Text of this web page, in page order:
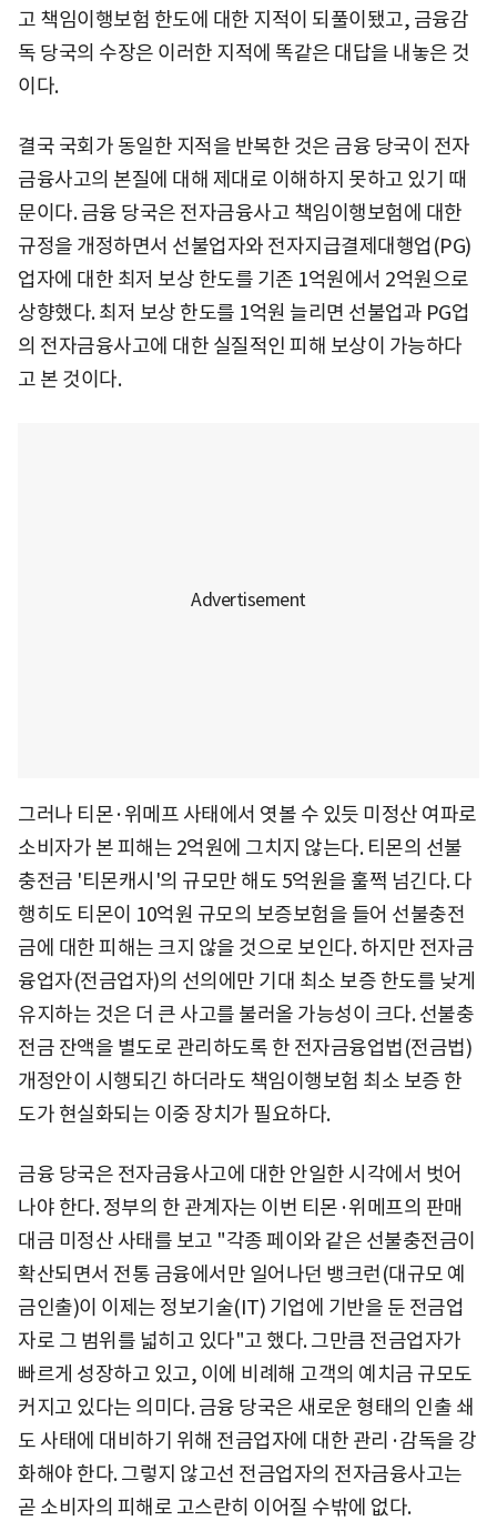
고 책임이행보험 한도에 대한 지적이 되풀이됐고, 금융감
독 당국의 수장은 이러한 지적에 똑같은 대답을 내놓은 것
이다.
결국 국회가 동일한 지적을 반복한 것은 금융 당국이 전자
금융사고의 본질에 대해 제대로 이해하지 못하고 있기 때
문이다. 금융 당국은 전자금융사고 책임이행보험에 대한
규정을 개정하면서 선불업자와 전자지급결제대행업(PG)
업자에 대한 최저 보상 한도를 기존 1억원에서 2억원으로
상향했다. 최저 보상 한도를 1억원 늘리면 선불업과 PG업
의 전자금융사고에 대한 실질적인 피해 보상이 가능하다
고 본 것이다.
그러나 티몬·위메프 사태에서 엿볼 수 있듯 미정산 여파로
소비자가 본 피해는 2억원에 그치지 않는다. 티몬의 선불
충전금 '티몬캐시'의 규모만 해도 5억원을 훌쩍 넘긴다. 다
행히도 티몬이 10억원 규모의 보증보험을 들어 선불충전
금에 대한 피해는 크지 않을 것으로 보인다. 하지만 전자금
융업자(전금업자)의 선의에만 기대 최소 보증 한도를 낮게
유지하는 것은 더 큰 사고를 불러올 가능성이 크다. 선불충
전금 잔액을 별도로 관리하도록 한 전자금융업법(전금법)
개정안이 시행되긴 하더라도 책임이행보험 최소 보증 한
도가 현실화되는 이중 장치가 필요하다.
금융 당국은 전자금융사고에 대한 안일한 시각에서 벗어
나야 한다. 정부의 한 관계자는 이번 티몬·위메프의 판매
대금 미정산 사태를 보고 "각종 페이와 같은 선불충전금이
확산되면서 전통 금융에서만 일어나던 뱅크런(대규모 예
금인출)이 이제는 정보기술(IT) 기업에 기반을 둔 전금업
자로 그 범위를 넓히고 있다"고 했다. 그만큼 전금업자가
빠르게 성장하고 있고, 이에 비례해 고객의 예치금 규모도
커지고 있다는 의미다. 금융 당국은 새로운 형태의 인출 쇄
도 사태에 대비하기 위해 전금업자에 대한 관리·감독을 강
화해야 한다. 그렇지 않고선 전금업자의 전자금융사고는
곧 소비자의 피해로 고스란히 이어질 수밖에 없다.